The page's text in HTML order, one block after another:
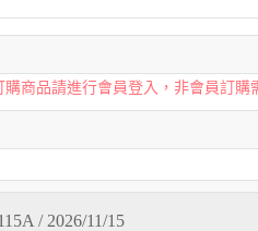
購商品請進行會員登入，非會員訂購
/ 2026/11/15